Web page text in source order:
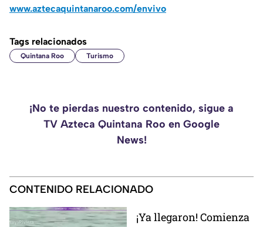
www.aztecaquintanaroo.com/envivo
Tags relacionados
Quintana Roo Turismo
¡No te pierdas nuestro contenido, sigue a
TV Azteca Quintana Roo en Google
News!
CONTENIDO RELACIONADO
¡Ya llegaron! Comienza